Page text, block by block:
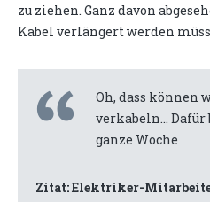
zu ziehen. Ganz davon
Kabel verlängert werden
Oh, dass können
verkabeln...
ganze Woche
Zitat: Elektriker-